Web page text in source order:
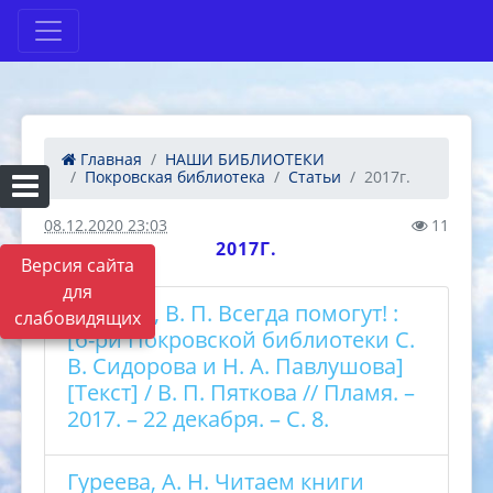
Версия сайта
для
слабовидящих
Главная
НАШИ БИБЛИОТЕКИ
Покровская библиотека
Статьи 2017г.
08.12.2020 23:03 11
2017Г.
Пяткова, В. П. Всегда помогут! :
[б-ри Покровской библиотеки С.
В. Сидорова и Н. А. Павлушова]
[Текст] / В. П. Пяткова // Пламя. –
2017. – 22 декабря. – С. 8.
Гуреева, А. Н. Читаем книги